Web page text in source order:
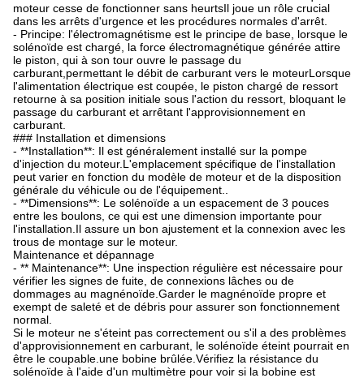
moteur cesse de fonctionner sans heurtsIl joue un rôle crucial
dans les arrêts d'urgence et les procédures normales d'arrêt.
- Principe: l'électromagnétisme est le principe de base, lorsque le
solénoïde est chargé, la force électromagnétique générée attire
le piston, qui à son tour ouvre le passage du
carburant,permettant le débit de carburant vers le moteurLorsque
l'alimentation électrique est coupée, le piston chargé de ressort
retourne à sa position initiale sous l'action du ressort, bloquant le
passage du carburant et arrêtant l'approvisionnement en
carburant.
### Installation et dimensions
- **Installation**: Il est généralement installé sur la pompe
d'injection du moteur.L'emplacement spécifique de l'installation
peut varier en fonction du modèle de moteur et de la disposition
générale du véhicule ou de l'équipement..
- **Dimensions**: Le solénoïde a un espacement de 3 pouces
entre les boulons, ce qui est une dimension importante pour
l'installation.Il assure un bon ajustement et la connexion avec les
trous de montage sur le moteur.
Maintenance et dépannage
- ** Maintenance**: Une inspection régulière est nécessaire pour
vérifier les signes de fuite, de connexions lâches ou de
dommages au magnénoïde.Garder le magnénoïde propre et
exempt de saleté et de débris pour assurer son fonctionnement
normal.
Si le moteur ne s'éteint pas correctement ou s'il a des problèmes
d'approvisionnement en carburant, le solénoïde éteint pourrait en
être le coupable.une bobine brûlée.Vérifiez la résistance du
solénoïde à l'aide d'un multimètre pour voir si la bobine est